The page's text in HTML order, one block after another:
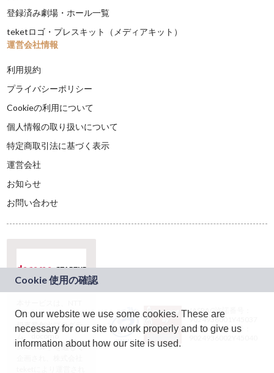
登録済み劇場・ホール一覧
teketロゴ・プレスキット（メディアキット）
運営会社情報
利用規約
プライバシーポリシー
Cookieの利用について
個人情報の取り扱いについて
特定商取引法に基づく表示
運営会社
お知らせ
お問い合わせ
ドコモグループの新
規事業創出プログラ
ム「docomo
STARTUP」を通じて
JASRAC許諾番号：
9024936001Y45037
JASRAC許諾番号：
On our website we use some cookies. These are
necessary for our site to work properly and to give us
information about how our site is used.